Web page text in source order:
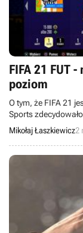
FIFA 21 FUT
poziom
O tym, że FIFA 21
Sports
nowe, płatne
Mikołaj Łaszkiewicz2